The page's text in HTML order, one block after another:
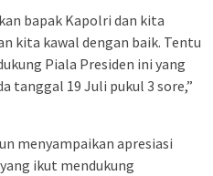
bapak Kapolri dan kita
kita kawal dengan baik. Tentu
Piala Presiden ini yang
tanggal 19 Juli pukul 3 sore,”
menyampaikan apresiasi
ikut mendukung